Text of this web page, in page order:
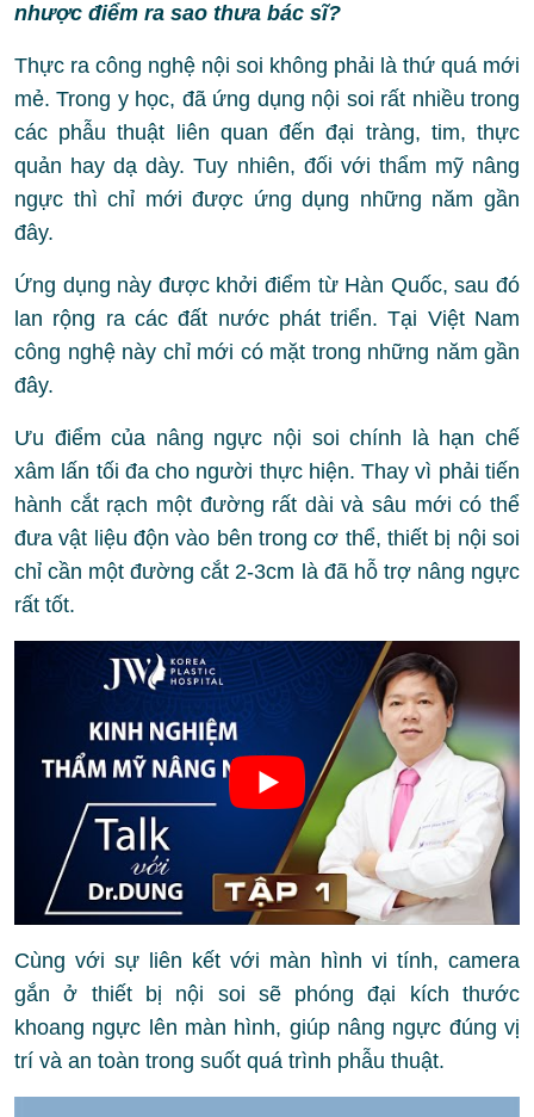
nhược điểm ra sao thưa bác sĩ?
Thực ra công nghệ nội soi không phải là thứ quá mới
mẻ. Trong y học, đã ứng dụng nội soi rất nhiều trong
các phẫu thuật liên quan đến đại tràng, tim, thực
quản hay dạ dày. Tuy nhiên, đối với thẩm mỹ nâng
ngực thì chỉ mới được ứng dụng những năm gần
đây.
Ứng dụng này được khởi điểm từ Hàn Quốc, sau đó
lan rộng ra các đất nước phát triển. Tại Việt Nam
công nghệ này chỉ mới có mặt trong những năm gần
đây.
Ưu điểm của nâng ngực nội soi chính là hạn chế
xâm lấn tối đa cho người thực hiện. Thay vì phải tiến
hành cắt rạch một đường rất dài và sâu mới có thể
đưa vật liệu độn vào bên trong cơ thể, thiết bị nội soi
chỉ cần một đường cắt 2-3cm là đã hỗ trợ nâng ngực
rất tốt.
Cùng với sự liên kết với màn hình vi tính, camera
gắn ở thiết bị nội soi sẽ phóng đại kích thước
khoang ngực lên màn hình, giúp nâng ngực đúng vị
trí và an toàn trong suốt quá trình phẫu thuật.